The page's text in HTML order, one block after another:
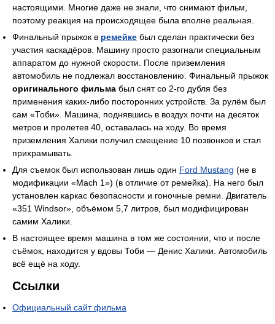
настоящими. Многие даже не знали, что снимают фильм,
поэтому реакция на происходящее была вполне реальная.
Финальный прыжок в ремейке был сделан практически без
участия каскадёров. Машину просто разогнали специальным
аппаратом до нужной скорости. После приземления
автомобиль не подлежал восстановлению. Финальный прыжок
оригинального фильма был снят со 2-го дубля без
применения каких-либо посторонних устройств. За рулём был
сам «Тоби». Машина, поднявшись в воздух почти на десяток
метров и пролетев 40, оставалась на ходу. Во время
приземления Халики получил смещение 10 позвонков и стал
прихрамывать.
Для съемок был использован лишь один Ford Mustang (не в
модификации «Mach 1») (в отличие от ремейка). На него был
установлен каркас безопасности и гоночные ремни. Двигатель
«351 Windsor», объёмом 5,7 литров, был модифицирован
самим Халики.
В настоящее время машина в том же состоянии, что и после
съёмок, находится у вдовы Тоби — Денис Халики. Автомобиль
всё ещё на ходу.
Ссылки
Официальный сайт фильма